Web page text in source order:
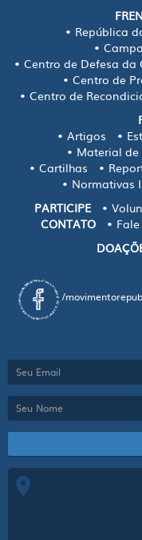
República
Centro de Defesa da
Centro de
Centro de
Artigos
Material
Cartilhas
Normativas
PARTICIPE
CONTATO
/